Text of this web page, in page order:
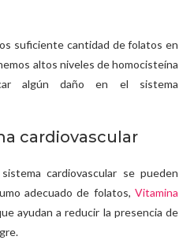
suficiente cantidad de folatos en
altos niveles de homocisteína
algún daño en el sistema
cardiovascular
cardiovascular se pueden
adecuado de folatos, Vitamina
ayudan a reducir la presencia de